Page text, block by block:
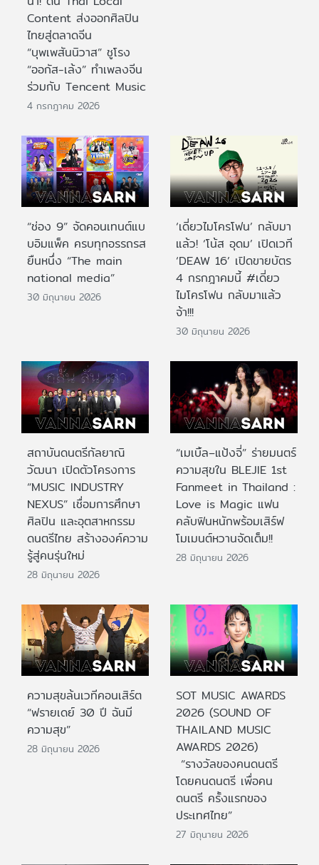
Content ส่งออกศิลปิน
ไทยสู่ตลาดจีน
“บุพเพสันนิวาส” ชูโรง
“ออกัส-เล้ง” ทำเพลงจีน
ร่วมกับ Tencent Music
4 กรกฎาคม 2026
“ช่อง 9” จัดคอนเทนต์แบ
บอิมแพ็ค ครบทุกอรรถรส
ยืนหนึ่ง “The main
national media”
30 มิถุนายน 2026
‘เดี่ยวไมโครโฟน’ กลับมา
แล้ว! ‘โน้ส อุดม’ เปิดเวที
‘DEAW 16’ เปิดขายบัตร
4 กรกฎาคมนี้ #เดี่ยว
ไมโครโฟน กลับมาแล้ว
จ้า!!!
30 มิถุนายน 2026
สถาบันดนตรีกัลยาณิ
วัฒนา เปิดตัวโครงการ
“MUSIC INDUSTRY
NEXUS” เชื่อมการศึกษา
ศิลปิน และอุตสาหกรรม
ดนตรีไทย สร้างองค์ความ
รู้สู่คนรุ่นใหม่
28 มิถุนายน 2026
“เมเบิ้ล–แป้งจี่” ร่ายมนตร์
ความสุขใน BLEJIE 1st
Fanmeet in Thailand :
Love is Magic แฟน
คลับฟินหนักพร้อมเสิร์ฟ
โมเมนต์หวานจัดเต็ม!!
28 มิถุนายน 2026
ความสุขล้นเวทีคอนเสิร์ต
“ฟรายเดย์ 30 ปี ฉันมี
ความสุข”
28 มิถุนายน 2026
SOT MUSIC AWARDS
2026 (SOUND OF
THAILAND MUSIC
AWARDS 2026)
“รางวัลของคนดนตรี
โดยคนดนตรี เพื่อคน
ดนตรี ครั้งแรกของ
ประเทศไทย”
27 มิถุนายน 2026